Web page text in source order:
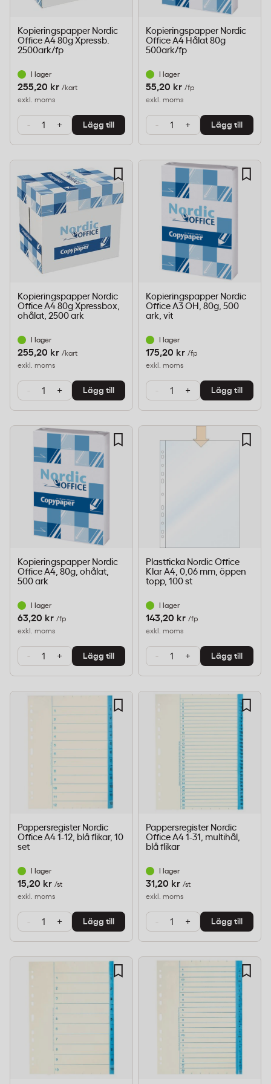
Kopieringspapper Nordic
Office A4 80g Xpressb.
2500ark/fp
I lager
255,20 kr /kart
exkl. moms
- + Lägg till
Kopieringspapper Nordic
Office A4 Hålat 80g
500ark/fp
I lager
55,20 kr /fp
exkl. moms
- + Lägg till
Kopieringspapper Nordic
Office A4 80g Xpressbox,
ohålat, 2500 ark
I lager
255,20 kr /kart
exkl. moms
- + Lägg till
Kopieringspapper Nordic
Office A3 OH, 80g, 500
ark, vit
I lager
175,20 kr /fp
exkl. moms
- + Lägg till
Kopieringspapper Nordic
Office A4, 80g, ohålat,
500 ark
I lager
63,20 kr /fp
exkl. moms
- + Lägg till
Plastficka Nordic Office
Klar A4, 0,06 mm, öppen
topp, 100 st
I lager
143,20 kr /fp
exkl. moms
- + Lägg till
Pappersregister Nordic
Office A4 1-12, blå flikar, 10
set
I lager
15,20 kr /st
exkl. moms
- + Lägg till
Pappersregister Nordic
Office A4 1-31, multihål,
blå flikar
I lager
31,20 kr /st
exkl. moms
- + Lägg till